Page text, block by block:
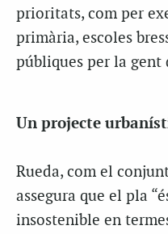
prioritats, com per
primària, escoles
públiques per la gent
Un projecte
Rueda, com el
assegura que el pla
insostenible en